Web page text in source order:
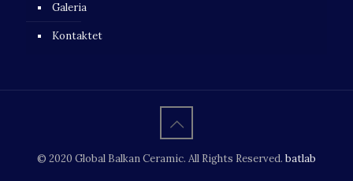
Galeria
Kontaktet
© 2020 Global Balkan Ceramic. All Rights Reserved. batlab